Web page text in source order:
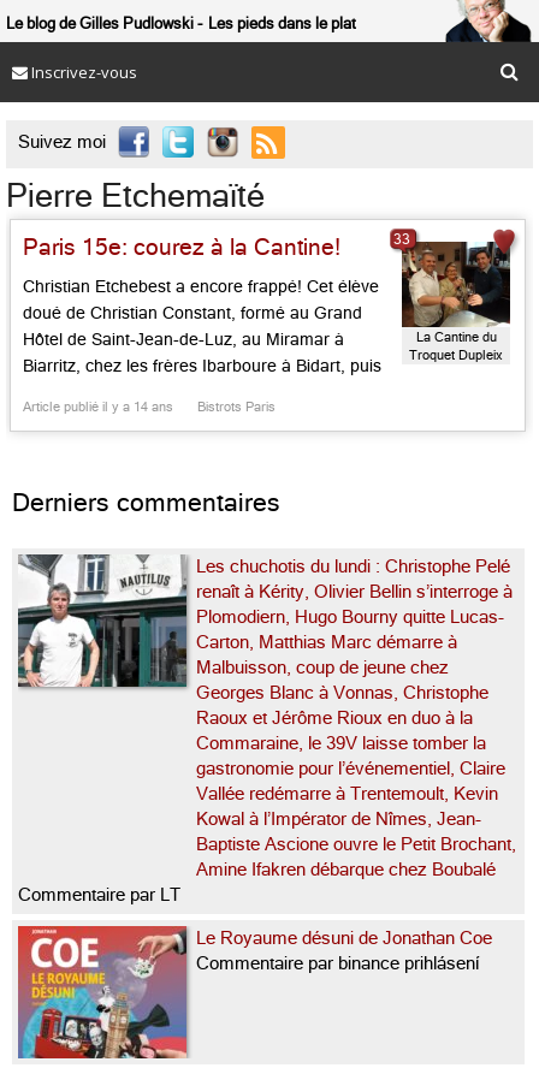
Le blog de Gilles Pudlowski Les pieds dans le plat
Inscrivez-vous
Suivez moi 
Pierre Etchemaïté
Paris 15e: courez à la Cantine!
Christian Etchebest a encore frappé! Cet élève
doué de Christian Constant, formé au Grand
Hôtel de Saint-Jean-de-Luz, au Miramar à
Biarritz, chez les frères Ibarboure à Bidart, puis
chic et popu, rustique et raffiné. Il fut le « bistrot
Article publié il y a 14 ans Bistrots Paris
La Cantine du
Troquet Dupleix
33
Derniers commentaires
Les chuchotis du lundi : Christophe Pelé
renaît à Kérity, Olivier Bellin s’interroge à
Plomodiern, Hugo Bourny quitte Lucas-
Carton, Matthias Marc démarre à
Malbuisson, coup de jeune chez
Georges Blanc à Vonnas, Christophe
Raoux et Jérôme Rioux en duo à la
Commaraine, le 39V laisse tomber la
gastronomie pour l’événementiel, Claire
Vallée redémarre à Trentemoult, Kevin
Kowal à l’Impérator de Nîmes, Jean-
Baptiste Ascione ouvre le Petit Brochant,
Amine Ifakren débarque chez Boubalé
Commentaire par LT
Le Royaume désuni de Jonathan Coe
Commentaire par binance prihlásení